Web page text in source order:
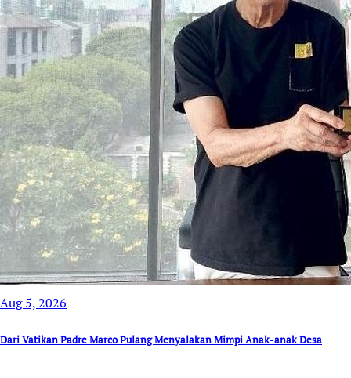
Aug 5, 2026
Dari Vatikan Padre Marco Pulang Menyalakan Mimpi Anak-anak Desa